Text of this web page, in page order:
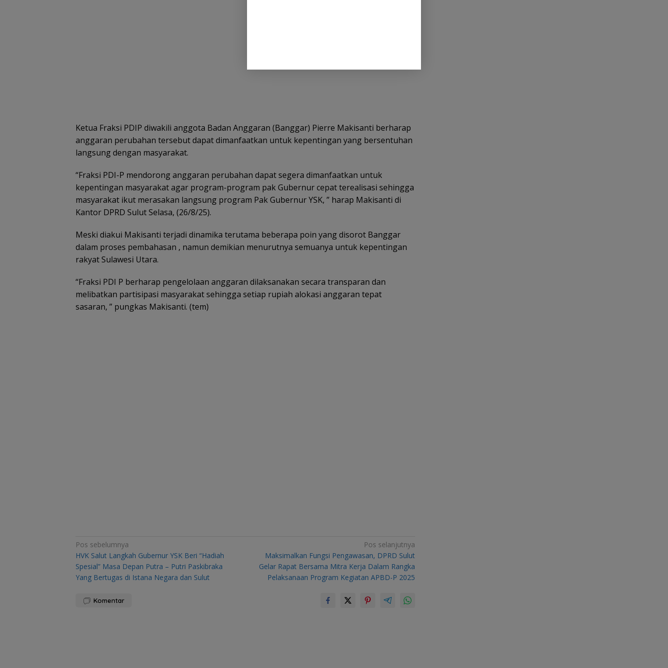
Ketua Fraksi PDIP diwakili anggota Badan Anggaran (Banggar) Pierre Makisanti berharap
anggaran perubahan tersebut dapat dimanfaatkan untuk kepentingan yang bersentuhan
langsung dengan masyarakat.
“Fraksi PDI-P mendorong anggaran perubahan dapat segera dimanfaatkan untuk
kepentingan masyarakat agar program-program pak Gubernur cepat terealisasi sehingga
masyarakat ikut merasakan langsung program Pak Gubernur YSK, ” harap Makisanti di
Kantor DPRD Sulut Selasa, (26/8/25).
Meski diakui Makisanti terjadi dinamika terutama beberapa poin yang disorot Banggar
dalam proses pembahasan , namun demikian menurutnya semuanya untuk kepentingan
rakyat Sulawesi Utara.
“Fraksi PDI P berharap pengelolaan anggaran dilaksanakan secara transparan dan
melibatkan partisipasi masyarakat sehingga setiap rupiah alokasi anggaran tepat
sasaran, ” pungkas Makisanti. (tem)
Navigasi
pos
Pos sebelumnya
HVK Salut Langkah Gubernur YSK Beri “Hadiah
Spesial” Masa Depan Putra – Putri Paskibraka
Yang Bertugas di Istana Negara dan Sulut
Pos selanjutnya
Maksimalkan Fungsi Pengawasan, DPRD Sulut
Gelar Rapat Bersama Mitra Kerja Dalam Rangka
Pelaksanaan Program Kegiatan APBD-P 2025
Komentar